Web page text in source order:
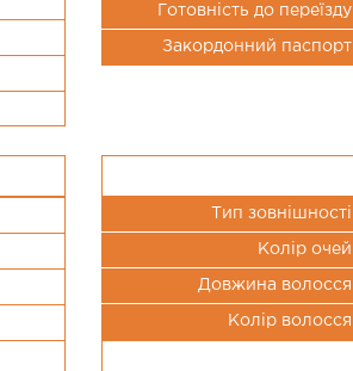
Готовність до переїзду
Закордонний паспорт
Тип зовнішності
Колір очей
Довжина волосся
Колір волосся